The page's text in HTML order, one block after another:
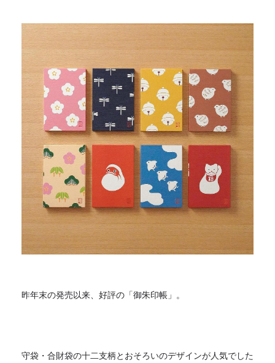
昨年末の発売以来、好評の「御朱印帳」。
守袋・合財袋の十二支柄とおそろいのデザインが人気でした